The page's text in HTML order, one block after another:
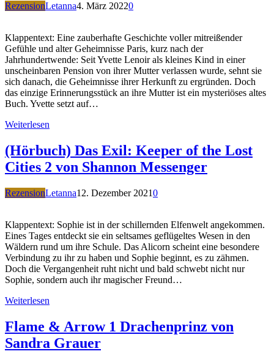
RezensionLetanna4. März 20220
Klappentext: Eine zauberhafte Geschichte voller mitreißender
Gefühle und alter Geheimnisse Paris, kurz nach der
Jahrhundertwende: Seit Yvette Lenoir als kleines Kind in einer
unscheinbaren Pension von ihrer Mutter verlassen wurde, sehnt sie
sich danach, die Geheimnisse ihrer Herkunft zu ergründen. Doch
das einzige Erinnerungsstück an ihre Mutter ist ein mysteriöses altes
Buch. Yvette setzt auf…
Weiterlesen
(Hörbuch) Das Exil: Keeper of the Lost
Cities 2 von Shannon Messenger
RezensionLetanna12. Dezember 20210
Klappentext: Sophie ist in der schillernden Elfenwelt angekommen.
Eines Tages entdeckt sie ein seltsames geflügeltes Wesen in den
Wäldern rund um ihre Schule. Das Alicorn scheint eine besondere
Verbindung zu ihr zu haben und Sophie beginnt, es zu zähmen.
Doch die Vergangenheit ruht nicht und bald schwebt nicht nur
Sophie, sondern auch ihr magischer Freund…
Weiterlesen
Flame & Arrow 1 Drachenprinz von
Sandra Grauer